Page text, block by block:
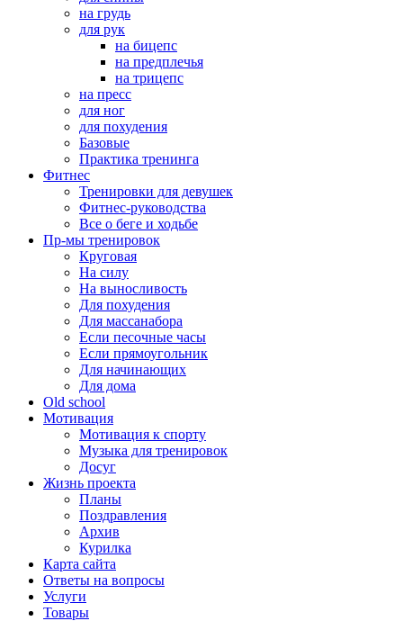
на грудь
для рук
на бицепс
на предплечья
на трицепс
на пресс
для ног
для похудения
Базовые
Практика тренинга
Фитнес
Тренировки для девушек
Фитнес-руководства
Все о беге и ходьбе
Пр-мы тренировок
Круговая
На силу
На выносливость
Для похудения
Для массанабора
Если песочные часы
Если прямоугольник
Для начинающих
Для дома
Old school
Мотивация
Мотивация к спорту
Музыка для тренировок
Досуг
Жизнь проекта
Планы
Поздравления
Архив
Курилка
Карта сайта
Ответы на вопросы
Услуги
Товары